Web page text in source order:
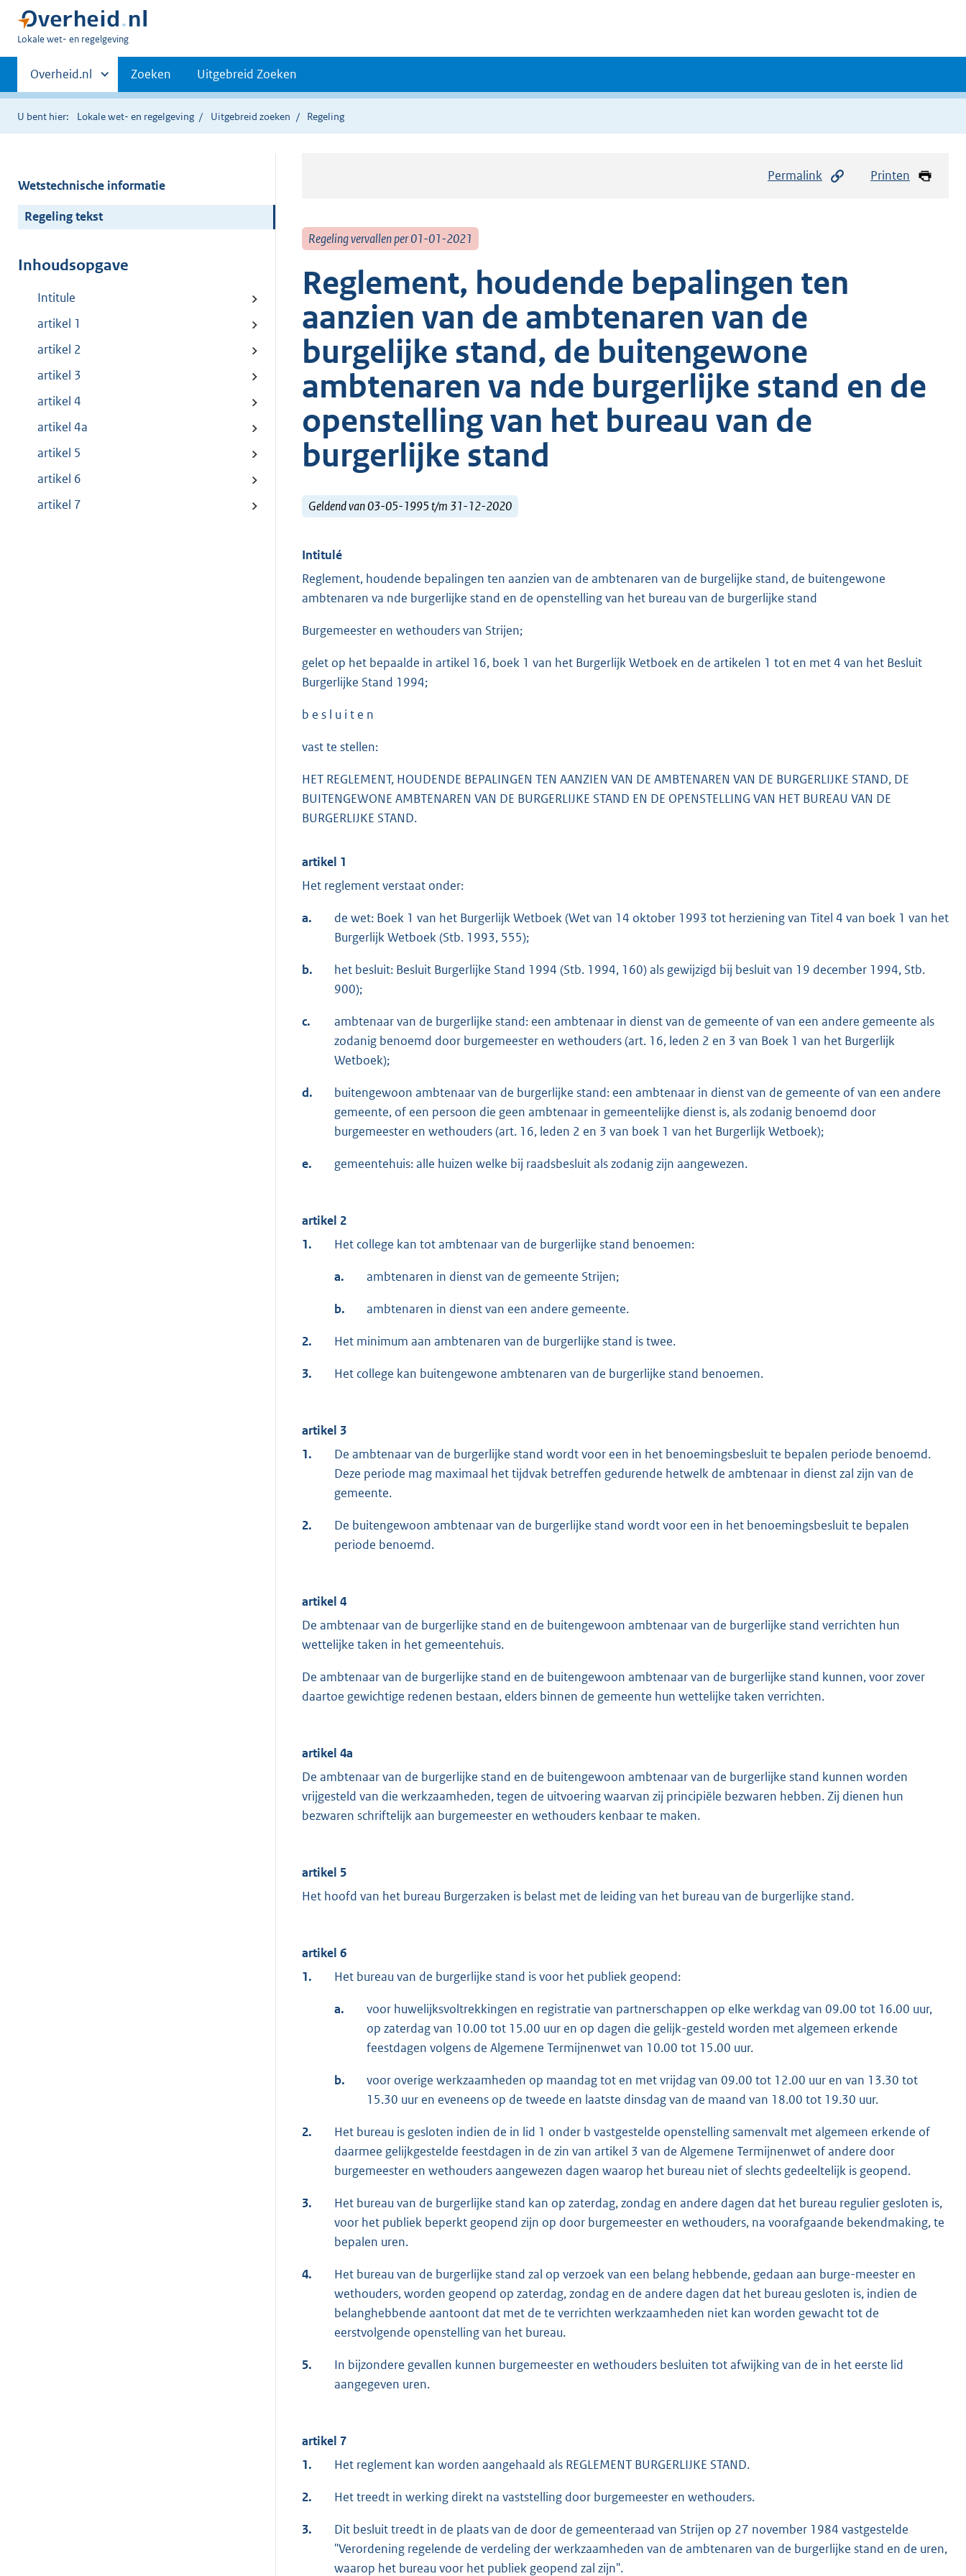
U
hier:
Lokale wet- en regelgeving
Primaire
navigatie
Andere
sites
binnen
Overheid.nl Zoeken Uitgebreid Zoeken
U bent hier: Lokale wet- en regelgeving Uitgebreid zoeken Regeling
Wetstechnische informatie
Regeling tekst
Inhoudsopgave
Intitule
artikel 1
artikel 2
artikel 3
artikel 4
artikel 4a
artikel 5
artikel 6
artikel 7
Permalink Printen
Regeling vervallen per 01-01-2021
Reglement, houdende bepalingen ten
aanzien van de ambtenaren van de
burgelijke stand, de buitengewone
ambtenaren va nde burgerlijke stand en de
openstelling van het bureau van de
burgerlijke stand
Geldend van 03-05-1995 t/m 31-12-2020
Intitulé
Reglement, houdende bepalingen ten aanzien van de ambtenaren van de burgelijke stand, de buitengewone
ambtenaren va nde burgerlijke stand en de openstelling van het bureau van de burgerlijke stand
Burgemeester en wethouders van Strijen;
gelet op het bepaalde in artikel 16, boek 1 van het Burgerlijk Wetboek en de artikelen 1 tot en met 4 van het Besluit
Burgerlijke Stand 1994;
b e s l u i t e n
vast te stellen:
HET REGLEMENT, HOUDENDE BEPALINGEN TEN AANZIEN VAN DE AMBTENAREN VAN DE BURGERLIJKE STAND, DE
BUITENGEWONE AMBTENAREN VAN DE BURGERLIJKE STAND EN DE OPENSTELLING VAN HET BUREAU VAN DE
BURGERLIJKE STAND.
artikel 1
Het reglement verstaat onder:
a.
de wet: Boek 1 van het Burgerlijk Wetboek (Wet van 14 oktober 1993 tot herziening van Titel 4 van boek 1 van het
Burgerlijk Wetboek (Stb. 1993, 555);
b.
het besluit: Besluit Burgerlijke Stand 1994 (Stb. 1994, 160) als gewijzigd bij besluit van 19 december 1994, Stb.
900);
c.
ambtenaar van de burgerlijke stand: een ambtenaar in dienst van de gemeente of van een andere gemeente als
zodanig benoemd door burgemeester en wethouders (art. 16, leden 2 en 3 van Boek 1 van het Burgerlijk
Wetboek);
d.
buitengewoon ambtenaar van de burgerlijke stand: een ambtenaar in dienst van de gemeente of van een andere
gemeente, of een persoon die geen ambtenaar in gemeentelijke dienst is, als zodanig benoemd door
burgemeester en wethouders (art. 16, leden 2 en 3 van boek 1 van het Burgerlijk Wetboek);
e. gemeentehuis: alle huizen welke bij raadsbesluit als zodanig zijn aangewezen.
artikel 2
1.
Het college kan tot ambtenaar van de burgerlijke stand benoemen:
a. ambtenaren in dienst van de gemeente Strijen;
b. ambtenaren in dienst van een andere gemeente.
2. Het minimum aan ambtenaren van de burgerlijke stand is twee.
3. Het college kan buitengewone ambtenaren van de burgerlijke stand benoemen.
artikel 3
1.
De ambtenaar van de burgerlijke stand wordt voor een in het benoemingsbesluit te bepalen periode benoemd.
Deze periode mag maximaal het tijdvak betreffen gedurende hetwelk de ambtenaar in dienst zal zijn van de
gemeente.
2.
De buitengewoon ambtenaar van de burgerlijke stand wordt voor een in het benoemingsbesluit te bepalen
periode benoemd.
artikel 4
De ambtenaar van de burgerlijke stand en de buitengewoon ambtenaar van de burgerlijke stand verrichten hun
wettelijke taken in het gemeentehuis.
De ambtenaar van de burgerlijke stand en de buitengewoon ambtenaar van de burgerlijke stand kunnen, voor zover
daartoe gewichtige redenen bestaan, elders binnen de gemeente hun wettelijke taken verrichten.
artikel 4a
De ambtenaar van de burgerlijke stand en de buitengewoon ambtenaar van de burgerlijke stand kunnen worden
vrijgesteld van die werkzaamheden, tegen de uitvoering waarvan zij principiële bezwaren hebben. Zij dienen hun
bezwaren schriftelijk aan burgemeester en wethouders kenbaar te maken.
artikel 5
Het hoofd van het bureau Burgerzaken is belast met de leiding van het bureau van de burgerlijke stand.
artikel 6
1.
Het bureau van de burgerlijke stand is voor het publiek geopend:
a.
voor huwelijksvoltrekkingen en registratie van partnerschappen op elke werkdag van 09.00 tot 16.00 uur,
op zaterdag van 10.00 tot 15.00 uur en op dagen die gelijk-gesteld worden met algemeen erkende
feestdagen volgens de Algemene Termijnenwet van 10.00 tot 15.00 uur.
b.
voor overige werkzaamheden op maandag tot en met vrijdag van 09.00 tot 12.00 uur en van 13.30 tot
15.30 uur en eveneens op de tweede en laatste dinsdag van de maand van 18.00 tot 19.30 uur.
2.
Het bureau is gesloten indien de in lid 1 onder b vastgestelde openstelling samenvalt met algemeen erkende of
daarmee gelijkgestelde feestdagen in de zin van artikel 3 van de Algemene Termijnenwet of andere door
burgemeester en wethouders aangewezen dagen waarop het bureau niet of slechts gedeeltelijk is geopend.
3.
Het bureau van de burgerlijke stand kan op zaterdag, zondag en andere dagen dat het bureau regulier gesloten is,
voor het publiek beperkt geopend zijn op door burgemeester en wethouders, na voorafgaande bekendmaking, te
bepalen uren.
4.
Het bureau van de burgerlijke stand zal op verzoek van een belang hebbende, gedaan aan burge-meester en
wethouders, worden geopend op zaterdag, zondag en de andere dagen dat het bureau gesloten is, indien de
belanghebbende aantoont dat met de te verrichten werkzaamheden niet kan worden gewacht tot de
eerstvolgende openstelling van het bureau.
5.
In bijzondere gevallen kunnen burgemeester en wethouders besluiten tot afwijking van de in het eerste lid
aangegeven uren.
artikel 7
1.
Het reglement kan worden aangehaald als REGLEMENT BURGERLIJKE STAND.
2. Het treedt in werking direkt na vaststelling door burgemeester en wethouders.
3.
Dit besluit treedt in de plaats van de door de gemeenteraad van Strijen op 27 november 1984 vastgestelde
"Verordening regelende de verdeling der werkzaamheden van de ambtenaren van de burgerlijke stand en de uren,
waarop het bureau voor het publiek geopend zal zijn".